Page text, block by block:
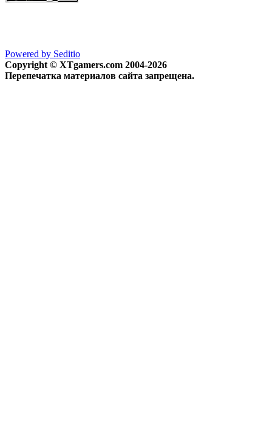
Powered by Seditio
Copyright © XTgamers.com 2004-2026
Перепечатка материалов сайта запрещена.